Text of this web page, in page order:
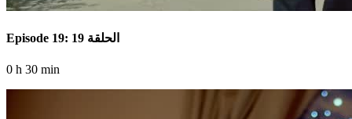
Episode 19: الحلقة 19
0 h 30 min